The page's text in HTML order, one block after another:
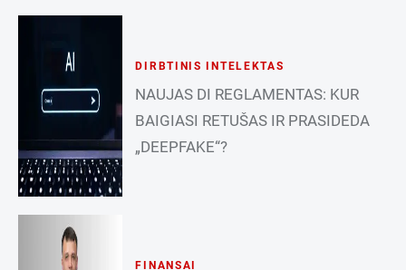
DIRBTINIS INTELEKTAS
NAUJAS DI REGLAMENTAS: KUR
BAIGIASI RETUŠAS IR PRASIDEDA
„DEEPFAKE“?
FINANSAI